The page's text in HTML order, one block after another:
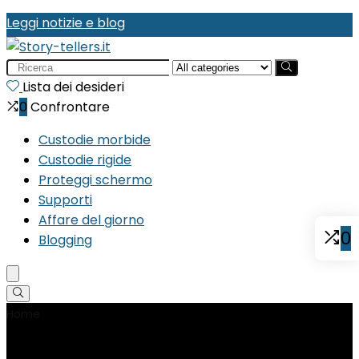
Leggi notizie e blog
Search
for:Lista dei desideri
0 Confrontare
Custodie morbide
Custodie rigide
Proteggi schermo
Supporti
Affare del giorno
Blogging
0